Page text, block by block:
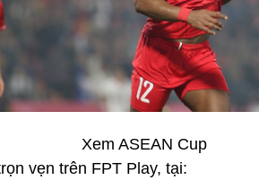
Cup
vẹn trên FPT Play, tại: